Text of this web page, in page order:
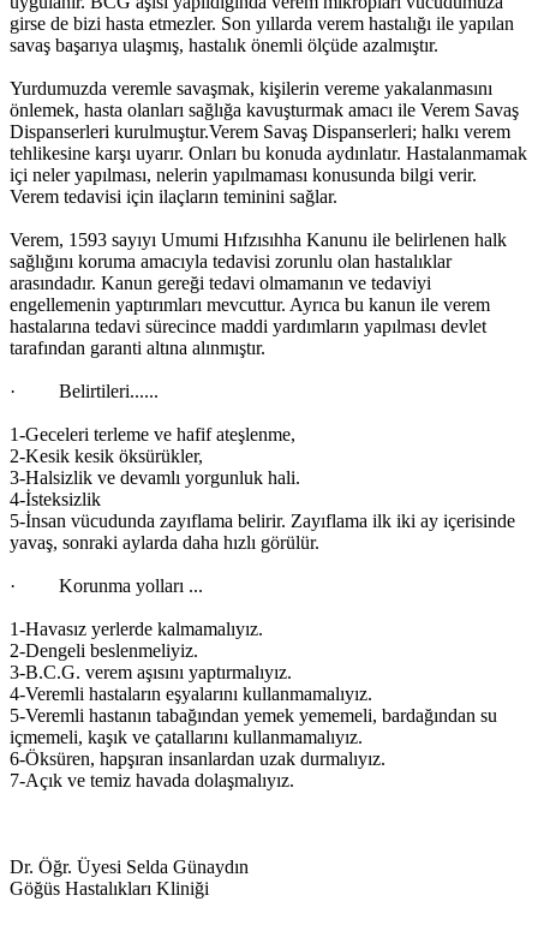
girse de bizi hasta etmezler. Son yıllarda verem hastalığı ile yapılan
savaş başarıya ulaşmış, hastalık önemli ölçüde azalmıştır.
Yurdumuzda veremle savaşmak, kişilerin vereme yakalanmasını
önlemek, hasta olanları sağlığa kavuşturmak amacı ile Verem Savaş
Dispanserleri kurulmuştur.Verem Savaş Dispanserleri; halkı verem
tehlikesine karşı uyarır. Onları bu konuda aydınlatır. Hastalanmamak
içi neler yapılması, nelerin yapılmaması konusunda bilgi verir.
Verem tedavisi için ilaçların teminini sağlar.
Verem, 1593 sayıyı Umumi Hıfzısıhha Kanunu ile belirlenen halk
sağlığını koruma amacıyla tedavisi zorunlu olan hastalıklar
arasındadır. Kanun gereği tedavi olmamanın ve tedaviyi
engellemenin yaptırımları mevcuttur. Ayrıca bu kanun ile verem
hastalarına tedavi sürecince maddi yardımların yapılması devlet
tarafından garanti altına alınmıştır.
· Belirtileri......
1-Geceleri terleme ve hafif ateşlenme,
2-Kesik kesik öksürükler,
3-Halsizlik ve devamlı yorgunluk hali.
4-İsteksizlik
5-İnsan vücudunda zayıflama belirir. Zayıflama ilk iki ay içerisinde
yavaş, sonraki aylarda daha hızlı görülür.
· Korunma yolları ...
1-Havasız yerlerde kalmamalıyız.
2-Dengeli beslenmeliyiz.
3-B.C.G. verem aşısını yaptırmalıyız.
4-Veremli hastaların eşyalarını kullanmamalıyız.
5-Veremli hastanın tabağından yemek yememeli, bardağından su
içmemeli, kaşık ve çatallarını kullanmamalıyız.
6-Öksüren, hapşıran insanlardan uzak durmalıyız.
7-Açık ve temiz havada dolaşmalıyız.
Dr. Öğr. Üyesi Selda Günaydın
Göğüs Hastalıkları Kliniği